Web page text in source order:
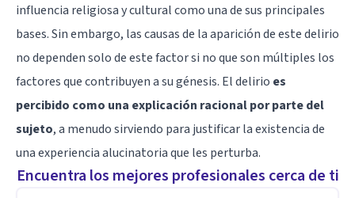
influencia religiosa y cultural como una de sus principales
bases. Sin embargo, las causas de la aparición de este delirio
no dependen solo de este factor si no que son múltiples los
factores que contribuyen a su génesis. El delirio es
percibido como una explicación racional por parte del
sujeto, a menudo sirviendo para justificar la existencia de
una experiencia alucinatoria que les perturba.
Encuentra los mejores profesionales cerca de ti